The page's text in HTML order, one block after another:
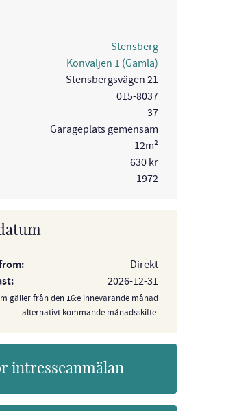
Stensberg
Konvaljen 1 (Gamla)
Stensbergsvägen 21
015-8037
37
Garageplats gemensam
12m²
630 kr
1972
Direkt
2026-12-31
gäller från den 16:e innevarande månad
alternativt kommande månadsskifte.
intresseanmälan